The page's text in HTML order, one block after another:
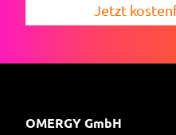
Jetzt
OMERGY GmbH